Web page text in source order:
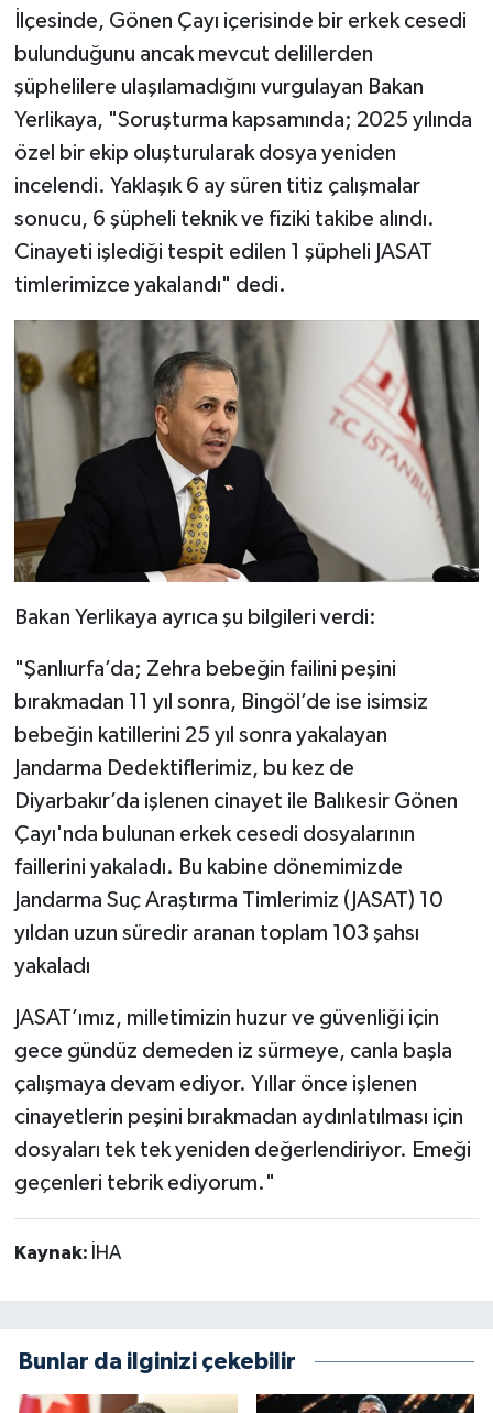
İlçesinde, Gönen Çayı içerisinde bir erkek cesedi
bulunduğunu ancak mevcut delillerden
şüphelilere ulaşılamadığını vurgulayan Bakan
Yerlikaya, "Soruşturma kapsamında; 2025 yılında
özel bir ekip oluşturularak dosya yeniden
incelendi. Yaklaşık 6 ay süren titiz çalışmalar
sonucu, 6 şüpheli teknik ve fiziki takibe alındı.
Cinayeti işlediği tespit edilen 1 şüpheli JASAT
timlerimizce yakalandı" dedi.
Bakan Yerlikaya ayrıca şu bilgileri verdi:
"Şanlıurfa’da; Zehra bebeğin failini peşini
bırakmadan 11 yıl sonra, Bingöl’de ise isimsiz
bebeğin katillerini 25 yıl sonra yakalayan
Jandarma Dedektiflerimiz, bu kez de
Diyarbakır’da işlenen cinayet ile Balıkesir Gönen
Çayı'nda bulunan erkek cesedi dosyalarının
faillerini yakaladı. Bu kabine dönemimizde
Jandarma Suç Araştırma Timlerimiz (JASAT) 10
yıldan uzun süredir aranan toplam 103 şahsı
yakaladı
JASAT’ımız, milletimizin huzur ve güvenliği için
gece gündüz demeden iz sürmeye, canla başla
çalışmaya devam ediyor. Yıllar önce işlenen
cinayetlerin peşini bırakmadan aydınlatılması için
dosyaları tek tek yeniden değerlendiriyor. Emeği
geçenleri tebrik ediyorum."
Kaynak: İHA
Bunlar da ilginizi çekebilir